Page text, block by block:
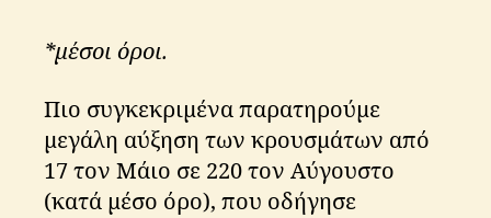
*μέσοι όροι.
Πιο συγκεκριμένα παρατηρούμε
μεγάλη αύξηση των κρουσμάτων από
17 τον Μάιο σε 220 τον Αύγουστο
(κατά μέσο όρο), που οδήγησε